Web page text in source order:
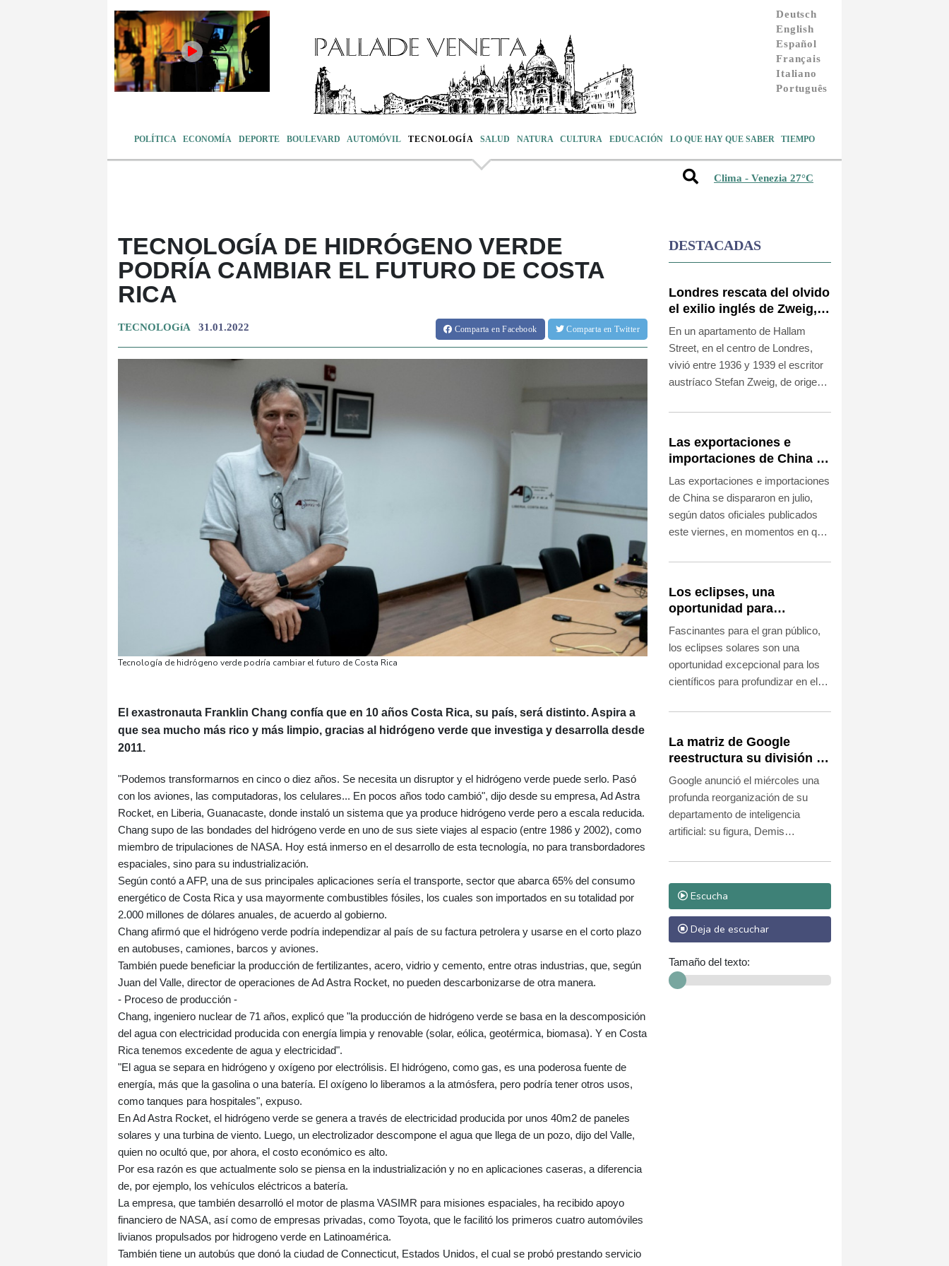
Deutsch
English
Español
Français
Italiano
Português
POLÍTICA ECONOMÍA DEPORTE BOULEVARD AUTOMÓVIL TECNOLOGÍA SALUD NATURA CULTURA EDUCACIÓN LO QUE HAY QUE SABER TIEMPO
Clima - Venezia 27°C
TECNOLOGÍA DE HIDRÓGENO VERDE
PODRÍA CAMBIAR EL FUTURO DE COSTA
RICA
TECNOLOGíA 31.01.2022 Compartaen Facebook Comparta en Twitter
Tecnología de hidrógeno verde podría cambiar el futuro de Costa Rica
El exastronauta Franklin Chang confía que en 10 años Costa Rica, su país, será distinto. Aspira a
que sea mucho más rico y más limpio, gracias al hidrógeno verde que investiga y desarrolla desde
2011.
"Podemos transformarnos en cinco o diez años. Se necesita un disruptor y el hidrógeno verde puede serlo. Pasó
con los aviones, las computadoras, los celulares... En pocos años todo cambió", dijo desde su empresa, Ad Astra
Rocket, en Liberia, Guanacaste, donde instaló un sistema que ya produce hidrógeno verde pero a escala reducida.
Chang supo de las bondades del hidrógeno verde en uno de sus siete viajes al espacio (entre 1986 y 2002), como
miembro de tripulaciones de NASA. Hoy está inmerso en el desarrollo de esta tecnología, no para transbordadores
espaciales, sino para su industrialización.
Según contó a AFP, una de sus principales aplicaciones sería el transporte, sector que abarca 65% del consumo
energético de Costa Rica y usa mayormente combustibles fósiles, los cuales son importados en su totalidad por
2.000 millones de dólares anuales, de acuerdo al gobierno.
Chang afirmó que el hidrógeno verde podría independizar al país de su factura petrolera y usarse en el corto plazo
en autobuses, camiones, barcos y aviones.
También puede beneficiar la producción de fertilizantes, acero, vidrio y cemento, entre otras industrias, que, según
Juan del Valle, director de operaciones de Ad Astra Rocket, no pueden descarbonizarse de otra manera.
- Proceso de producción -
Chang, ingeniero nuclear de 71 años, explicó que "la producción de hidrógeno verde se basa en la descomposición
del agua con electricidad producida con energía limpia y renovable (solar, eólica, geotérmica, biomasa). Y en Costa
Rica tenemos excedente de agua y electricidad".
"El agua se separa en hidrógeno y oxígeno por electrólisis. El hidrógeno, como gas, es una poderosa fuente de
energía, más que la gasolina o una batería. El oxígeno lo liberamos a la atmósfera, pero podría tener otros usos,
como tanques para hospitales", expuso.
En Ad Astra Rocket, el hidrógeno verde se genera a través de electricidad producida por unos 40m2 de paneles
solares y una turbina de viento. Luego, un electrolizador descompone el agua que llega de un pozo, dijo del Valle,
quien no ocultó que, por ahora, el costo económico es alto.
Por esa razón es que actualmente solo se piensa en la industrialización y no en aplicaciones caseras, a diferencia
de, por ejemplo, los vehículos eléctricos a batería.
La empresa, que también desarrolló el motor de plasma VASIMR para misiones espaciales, ha recibido apoyo
financiero de NASA, así como de empresas privadas, como Toyota, que le facilitó los primeros cuatro automóviles
livianos propulsados por hidrogeno verde en Latinoamérica.
También tiene un autobús que donó la ciudad de Connecticut, Estados Unidos, el cual se probó prestando servicio
DESTACADAS
Londres rescata del olvido
el exilio inglés de Zweig, el
escritor huido de los nazis
En un apartamento de Hallam
Street, en el centro de Londres,
vivió entre 1936 y 1939 el escritor
austríaco Stefan Zweig, de origen
luego de un primer exilio en
nazismo.
Las exportaciones e
importaciones de China se
disparan en julio
Las exportaciones e importaciones
de China se dispararon en julio,
según datos oficiales publicados
este viernes, en momentos en que
beneficia de un auge de la
impulsado la demanda
internacional de sus productos
tecnológicos.
Los eclipses, una
oportunidad para
desentrañar los enigmas
del Sol
Fascinantes para el gran público,
los eclipses solares son una
oportunidad excepcional para los
científicos para profundizar en el
más de un siglo, por ejemplo, uno
confirmar la teoría de la relatividad
de Einstein.
La matriz de Google
reestructura su división de
IA
Google anunció el miércoles una
profunda reorganización de su
departamento de inteligencia
artificial: su figura, Demis
cotidiana para ocuparse de los
desarrollos más avanzados de la
IA y en la estrategia de largo plazo.
Escucha
Deja de escuchar
Tamaño del texto: